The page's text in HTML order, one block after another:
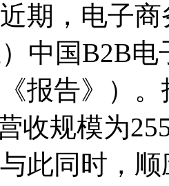
期，电子
）中国B2B
《报告》）
收规模为
此同时，